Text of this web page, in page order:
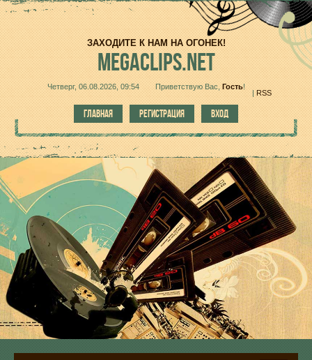
ЗАХОДИТЕ К НАМ НА ОГОНЕК!
MEGACLIPS.NET
Четверг, 06.08.2026, 09:54 Приветствую Вас Гость!
|RSS
ГЛАВНАЯ РЕГИСТРАЦИЯ ВХОД